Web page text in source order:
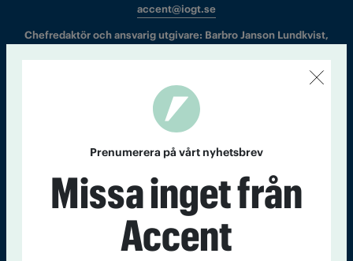
accent@iogt.se
Chefredaktör och ansvarig utgivare: Barbro Janson Lundkvist,
barbro@a4.se.
Om Tidningen Tidningsarkiv
Läs tidigare
nummer av
Prenumerera på vårt nyhetsbrev
Missa inget från
Accent